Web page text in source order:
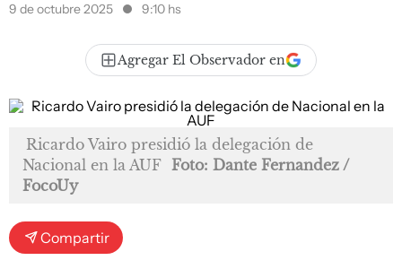
9 de octubre 2025 9:10 hs
Agregar El Observador en
Ricardo Vairo presidió la delegación de
Nacional en la AUF Foto: Dante Fernandez /
FocoUy
Compartir